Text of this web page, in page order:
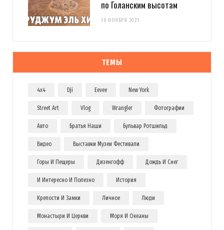
по Голанским высотам
10 НОЯБРЯ 2021
ТЕМЫ
4x4 Dji Eevee New York
Street Art Vlog Wrangler Фотографии
Авто Братья Наши Бульвар Ротшильд
Видео Выставки Музеи Фестивали
Горы И Пещеры Дизенгофф Дождь И Снег
И Интересно И Полезно История
Крепости И Замки Личное Люди
Монастыри И Церкви Моря И Океаны